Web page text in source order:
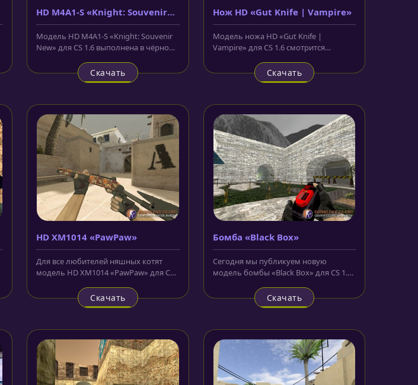
HD M4A1-S «Knight: Souvenir
New»
Модель HD M4A1-S «Knight: Souvenir
New» для CS 1.6 выполнена в чёрном
Скачать
Нож HD «Gut Knife | Vampire»
Модель ножа HD «Gut Knife |
Vampire» для CS 1.6 смотрится
красном и...
Скачать
HD XM1014 «PawPaw»
Для все любителей няшных котят
модель HD XM1014 «PawPaw» для CS
Скачать
Бомба «Black Box»
Сегодня мы публикуем новую
модель бомбы «Black Box» для CS 1.6,
привычную...
Скачать